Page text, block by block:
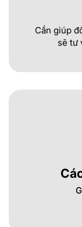
Cần giúp
sẽ tư